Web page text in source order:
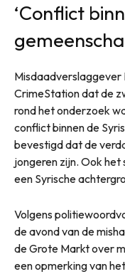
‘Conflict
Misdaadverslaggever
CrimeStation dat de
rond het onderzoek
conflict binnen de
bevestigd dat de
jongeren zijn. Ook
een Syrische
Volgens
de avond van de
de Grote Markt over
een opmerking van